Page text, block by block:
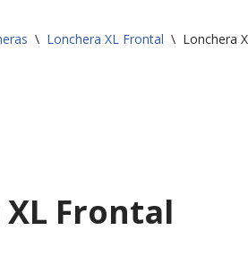
\ Lonchera XL Frontal \ Lonchera
Frontal